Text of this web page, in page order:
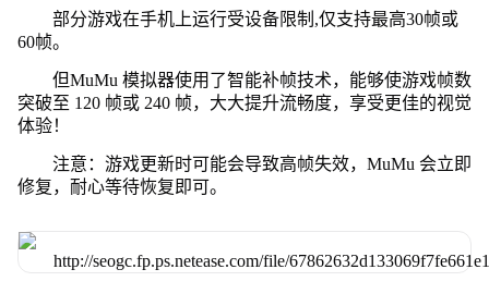
部分游戏在手机上运行受设备限制,仅支持最高30帧或
60帧。
但MuMu 模拟器使用了智能补帧技术，能够使游戏帧数
突破至 120 帧或 240 帧，大大提升流畅度，享受更佳的视觉
体验！
注意：游戏更新时可能会导致高帧失效，MuMu 会立即
修复，耐心等待恢复即可。